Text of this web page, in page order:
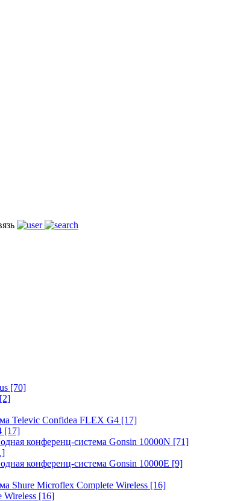
[70]
[2]
Televic Confidea FLEX G4 [17]
[17]
конференц-система Gonsin 10000N [71]
конференц-система Gonsin 10000E [9]
Shure Microflex Complete Wireless [16]
Wireless [16]